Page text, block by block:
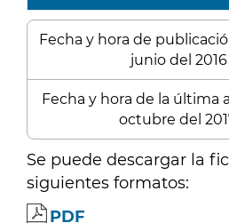
Fecha y hora de
junio del 2016
Fecha y hora de la última
octubre del
Se puede descargar la
siguientes formatos:
PDF